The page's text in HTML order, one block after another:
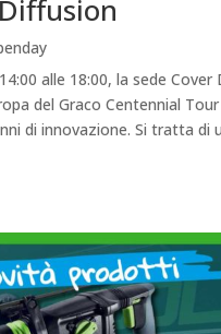
alle 18:00, la sede
del Graco Centennial
di innovazione. Si tratta di